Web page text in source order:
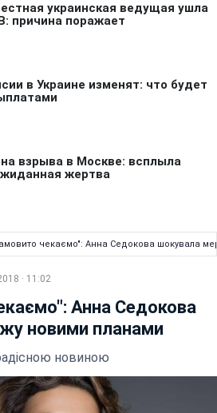
чекаємо": Анна Седокова шокувала
· 11:02
Анна Седокова
новими планами
новиною